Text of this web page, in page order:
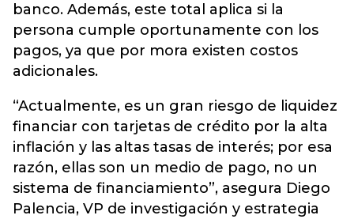
banco. Además, este total aplica si la
persona cumple oportunamente con los
pagos, ya que por mora existen costos
adicionales.
“Actualmente, es un gran riesgo de liquidez
financiar con tarjetas de crédito por la alta
inflación y las altas tasas de interés; por esa
razón, ellas son un medio de pago, no un
sistema de financiamiento”, asegura Diego
Palencia, VP de investigación y estrategia